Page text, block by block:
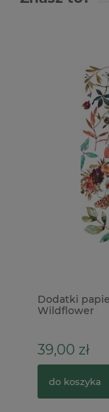
Dodatki
Wildflower
39,00 zł
do koszyka